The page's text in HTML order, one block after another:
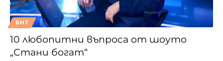
БНТ
10 любопитни въпроса от шоуто
„Стани богат“